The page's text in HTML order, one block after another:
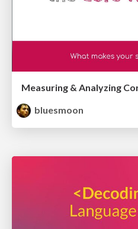
Measuring & Analyzing
bluesmoon